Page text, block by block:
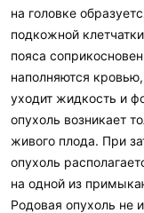
на головке
подкожной
пояса
наполняются
уходит жидкость и
опухоль возникает
живого плода. При
опухоль
на одной из
Родовая опухоль не